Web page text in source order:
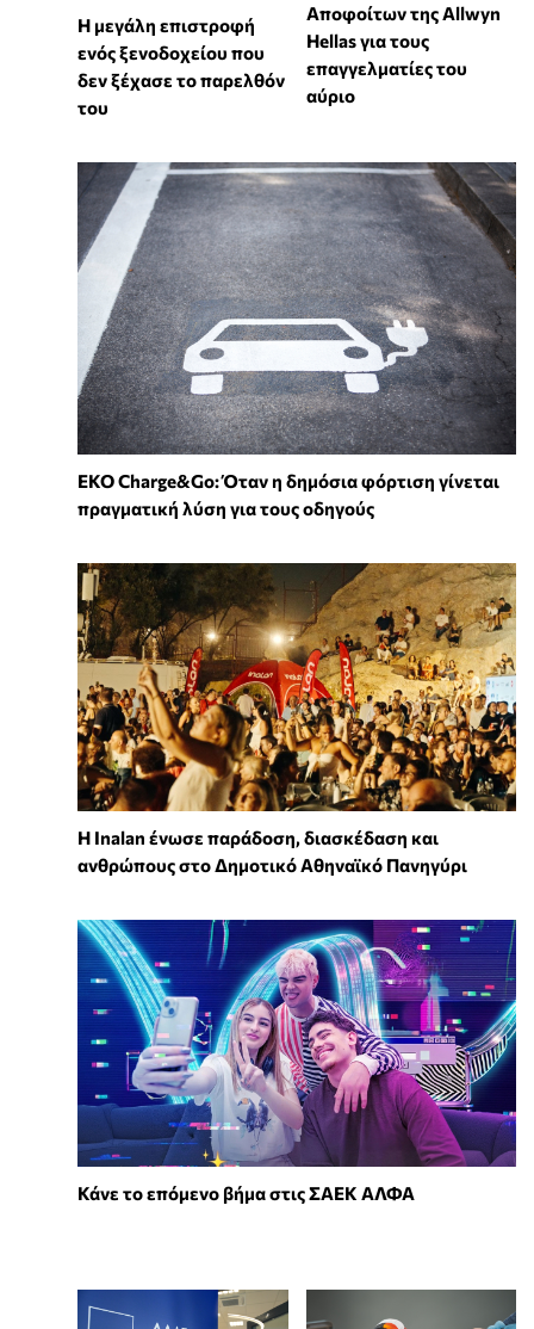
Η μεγάλη επιστροφή
ενός ξενοδοχείου που
δεν ξέχασε το παρελθόν
του
Αποφοίτων της Allwyn
Hellas για τους
επαγγελματίες του
αύριο
EKO Charge&Go: Όταν η δημόσια φόρτιση γίνεται
πραγματική λύση για τους οδηγούς
Η Inalan ένωσε παράδοση, διασκέδαση και
ανθρώπους στο Δημοτικό Αθηναϊκό Πανηγύρι
Κάνε το επόμενο βήμα στις ΣΑΕΚ ΑΛΦΑ